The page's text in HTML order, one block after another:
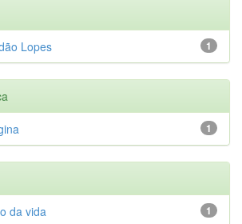
1
Lopes
1
1
da vida